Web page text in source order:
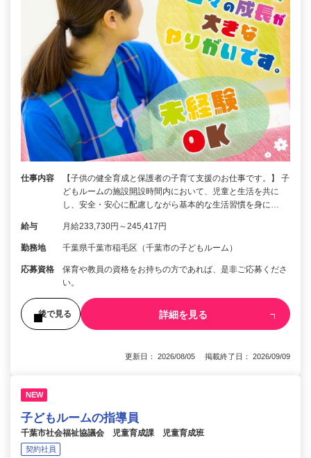
仕事内容
【子供の健全育成と保護者の子育て支援のお仕事です。】 子
どもルームの施設開設時間内において、児童と生活を共に
し、安全・安心に配慮しながら基本的な生活習慣を身に…
給与 月給233,730円～245,417円
勤務地 千葉県千葉市稲毛区（千葉市の子どもルーム）
応募資格
保育や教員の資格をお持ちの方であれば、是非ご応募くださ
い。
後で見る 詳細を見る
更新日： 2026/08/05 掲載終了日： 2026/09/09
NEW
子どもルームの指導員
千葉市社会福祉協議会 児童育成課 児童育成班
契約社員